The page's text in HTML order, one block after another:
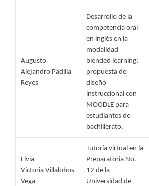
Augusto
Alejandro Padilla
Reyes
Desarrollo de la
competencia oral
en inglés en la
modalidad
blended learning:
propuesta de
diseño
instruccional con
MOODLE para
estudiantes de
bachillerato.
Elvia
Victoria Villalobos
Vega
Tutoría virtual en la
Preparatoria No.
12 de la
Universidad de